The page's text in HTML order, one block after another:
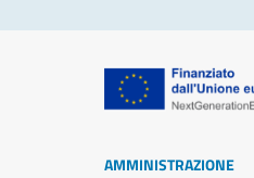
AMMINISTRAZIONE